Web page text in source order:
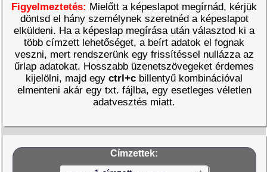
Figyelmeztetés: Mielőtt a képeslapot megírnád, kérjük
döntsd el hány személynek szeretnéd a képeslapot
elküldeni. Ha a képeslap megírása után választod ki a
több címzett lehetőséget, a beírt adatok el fognak
veszni, mert rendszerünk egy frissítéssel nullázza az
űrlap adatokat. Hosszabb üzenetszövegeket érdemes
kijelölni, majd egyctrl+c billentyű kombinációval
elmenteni akár egy txt. fájlba, egy esetleges véletlen
adatvesztés miatt.
Címzettek: